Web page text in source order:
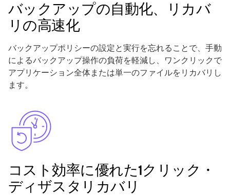
バックアップの自動化、リカバ
リの高速化
バックアップポリシーの設定と実行を忘れることで、手動
によるバックアップ操作の負荷を軽減し、ワンクリックで
アプリケーション全体または単一のファイルをリカバリし
ます。
Image
コスト効率に優れた1クリック・
ディザスタリカバリ